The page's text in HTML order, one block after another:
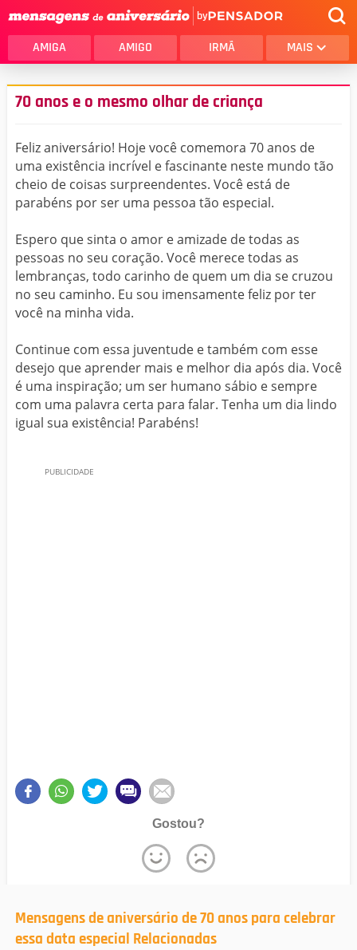
by
AMIGA AMIGO IRMÃ MAIS
70 anos e o mesmo olhar de criança
Feliz aniversário! Hoje você comemora 70 anos de
uma existência incrível e fascinante neste mundo tão
cheio de coisas surpreendentes. Você está de
parabéns por ser uma pessoa tão especial.
Espero que sinta o amor e amizade de todas as
pessoas no seu coração. Você merece todas as
lembranças, todo carinho de quem um dia se cruzou
no seu caminho. Eu sou imensamente feliz por ter
você na minha vida.
Continue com essa juventude e também com esse
desejo que aprender mais e melhor dia após dia. Você
é uma inspiração; um ser humano sábio e sempre
com uma palavra certa para falar. Tenha um dia lindo
igual sua existência! Parabéns!
Gostou?
Mensagens de aniversário de 70 anos para celebrar
essa data especial Relacionadas